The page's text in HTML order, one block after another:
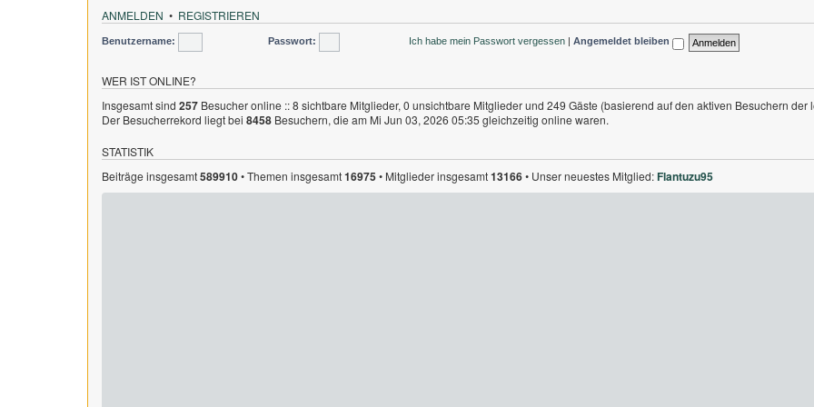
ANMELDEN • REGISTRIEREN
Benutzername: Passwort: Ich habe mein Passwort vergessen Angemeldet bleiben
WER IST ONLINE?
Insgesamt sind 257 Besucher online :: 8 sichtbare Mitglieder, 0 unsichtbare Mitglieder und 249 Gäste (basierend auf den aktiven Besuchern der
Der Besucherrekord liegt bei 8458 Besuchern, die am Mi Jun 03, 2026 05:35 gleichzeitig online waren.
STATISTIK
Beiträge insgesamt589910• Themen insgesamt16975• Mitglieder insgesamt13166• Unser neuestes Mitglied:Flantuzu95